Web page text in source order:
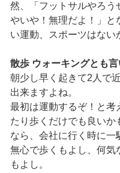
然、「フットサルやろう
やいや！無理だよ！」と
い運動、スポーツはない
散歩 ウォーキングとも言
朝少し早く起きて2人で
出来ますよね。
最初は運動するぞ！と考
たり歩くだけでも良いか
なら、会社に行く時に一
無心で歩くもよし、何気
もよし。